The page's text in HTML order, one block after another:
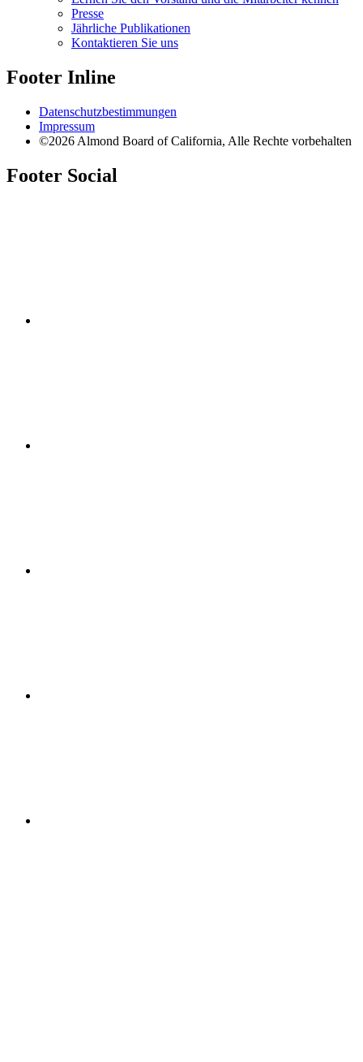
Presse
Jährliche Publikationen
Kontaktieren Sie uns
Footer Inline
Datenschutzbestimmungen
Impressum
©2026 Almond Board of California, Alle Rechte vorbehalten
Footer Social